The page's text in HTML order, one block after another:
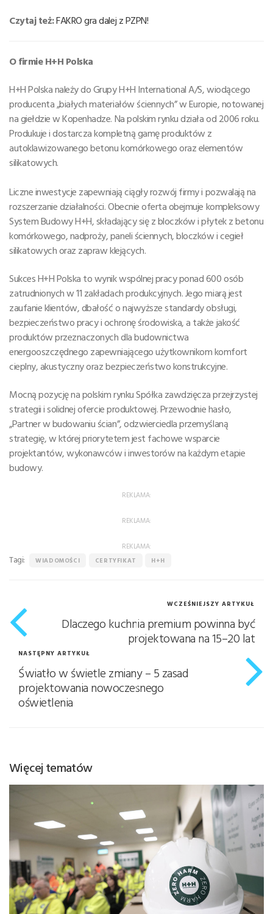
Czytaj też:FAKRO gra dalej z PZPN!
O firmie H+H Polska
H+H Polska należy do Grupy H+H International A/S, wiodącego
producenta „białych materiałów ściennych” w Europie, notowanej
na giełdzie w Kopenhadze. Na polskim rynku działa od 2006 roku.
Produkuje i dostarcza kompletną gamę produktów z
autoklawizowanego betonu komórkowego oraz elementów
silikatowych.
Liczne inwestycje zapewniają ciągły rozwój firmy i pozwalają na
rozszerzanie działalności. Obecnie oferta obejmuje kompleksowy
System Budowy H+H, składający się z bloczków i płytek z betonu
komórkowego, nadproży, paneli ściennych, bloczków i cegieł
silikatowych oraz zapraw klejących.
Sukces H+H Polska to wynik wspólnej pracy ponad 600 osób
zatrudnionych w 11 zakładach produkcyjnych. Jego miarą jest
zaufanie klientów, dbałość o najwyższe standardy obsługi,
bezpieczeństwo pracy i ochronę środowiska, a także jakość
produktów przeznaczonych dla budownictwa
energooszczędnego zapewniającego użytkownikom komfort
cieplny, akustyczny oraz bezpieczeństwo konstrukcyjne.
Mocną pozycję na polskim rynku Spółka zawdzięcza przejrzystej
strategii i solidnej ofercie produktowej. Przewodnie hasło,
„Partner w budowaniu ścian”, odzwierciedla przemyślaną
strategię, w której priorytetem jest fachowe wsparcie
projektantów, wykonawców i inwestorów na każdym etapie
budowy.
REKLAMA:
REKLAMA:
REKLAMA:
Tagi: WIADOMOŚCI CERTYFIKAT H+H
WCZEŚNIEJSZY ARTYKUŁ
Dlaczego kuchnia premium powinna być
projektowana na 15–20 lat
NASTĘPNY ARTYKUŁ
Światło w świetle zmiany – 5 zasad
projektowania nowoczesnego
oświetlenia
Więcej tematów